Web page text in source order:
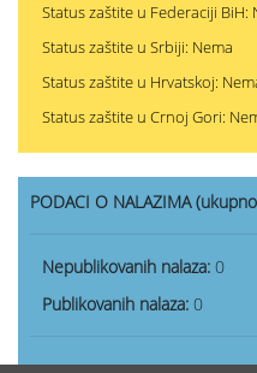
Status zaštite u Federaciji BiH:
Status zaštite u Srbiji: Nema
Status zaštite u Hrvatskoj:
Status zaštite u Crnoj Gori:
PODACI O NALAZIMA
Nepublikovanih nalaza: 0
Publikovanih nalaza: 0